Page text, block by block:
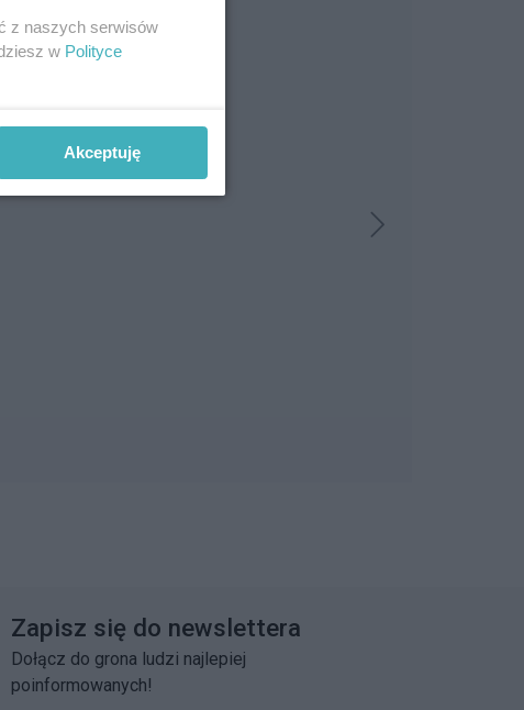
Zapisz się do newslettera
Dołącz do grona ludzi najlepiej
poinformowanych!
z naszych serwisów
w Polityce
Akceptuję